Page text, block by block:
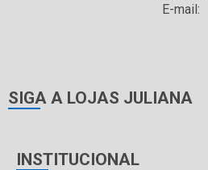
E-mail:
SIGA A LOJAS JULIANA
INSTITUCIONAL